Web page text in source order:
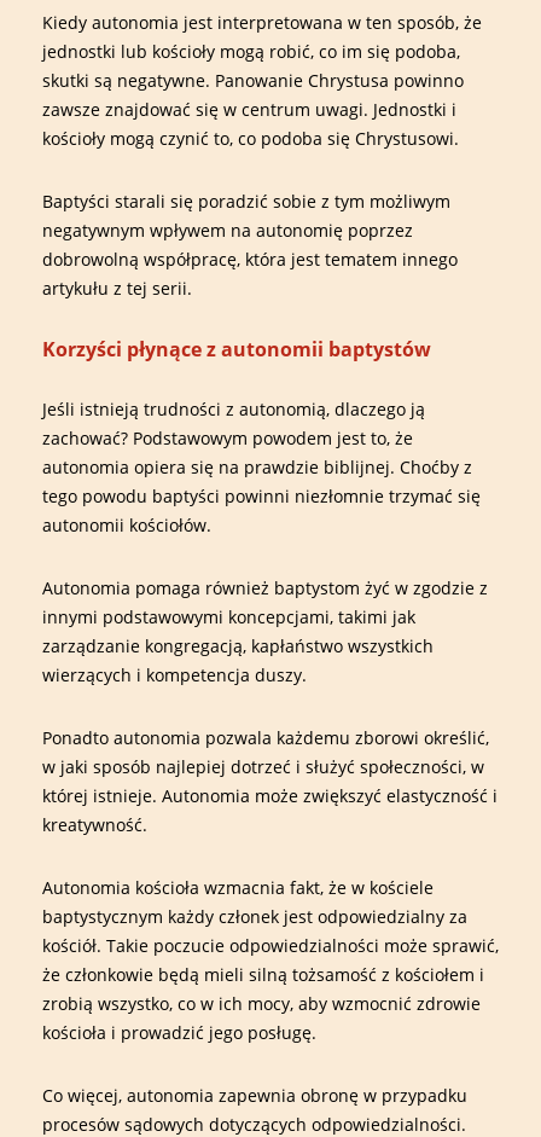
Kiedy autonomia jest interpretowana w ten sposób, że
jednostki lub kościoły mogą robić, co im się podoba,
skutki są negatywne. Panowanie Chrystusa powinno
zawsze znajdować się w centrum uwagi. Jednostki i
kościoły mogą czynić to, co podoba się Chrystusowi.
Baptyści starali się poradzić sobie z tym możliwym
negatywnym wpływem na autonomię poprzez
dobrowolną współpracę, która jest tematem innego
artykułu z tej serii.
Korzyści płynące z autonomii baptystów
Jeśli istnieją trudności z autonomią, dlaczego ją
zachować? Podstawowym powodem jest to, że
autonomia opiera się na prawdzie biblijnej. Choćby z
tego powodu baptyści powinni niezłomnie trzymać się
autonomii kościołów.
Autonomia pomaga również baptystom żyć w zgodzie z
innymi podstawowymi koncepcjami, takimi jak
zarządzanie kongregacją, kapłaństwo wszystkich
wierzących i kompetencja duszy.
Ponadto autonomia pozwala każdemu zborowi określić,
w jaki sposób najlepiej dotrzeć i służyć społeczności, w
której istnieje. Autonomia może zwiększyć elastyczność i
kreatywność.
Autonomia kościoła wzmacnia fakt, że w kościele
baptystycznym każdy członek jest odpowiedzialny za
kościół. Takie poczucie odpowiedzialności może sprawić,
że członkowie będą mieli silną tożsamość z kościołem i
zrobią wszystko, co w ich mocy, aby wzmocnić zdrowie
kościoła i prowadzić jego posługę.
Co więcej, autonomia zapewnia obronę w przypadku
procesów sądowych dotyczących odpowiedzialności.